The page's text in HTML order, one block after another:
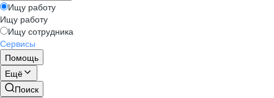
Ищу работу
Ищу работу
Ищу сотрудника
Сервисы
Помощь
Ещё
Поиск